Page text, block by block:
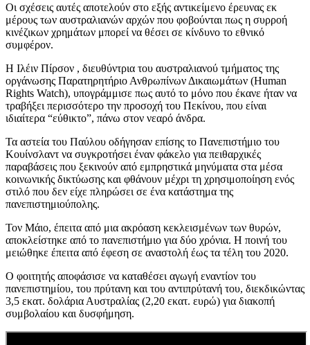
Οι σχέσεις αυτές αποτελούν στο εξής αντικείμενο έρευνας εκ
μέρους των αυστραλιανών αρχών που φοβούνται πως η συρροή
κινέζικων χρημάτων μπορεί να θέσει σε κίνδυνο το εθνικό
συμφέρον.
Η Ιλέιν Πίρσον , διευθύντρια του αυστραλιανού τμήματος της
οργάνωσης Παρατηρητήριο Ανθρωπίνων Δικαιωμάτων (Human
Rights Watch), υπογράμμισε πως αυτό το μόνο που έκανε ήταν να
τραβήξει περισσότερο την προσοχή του Πεκίνου, που είναι
ιδιαίτερα “εύθικτο”, πάνω στον νεαρό άνδρα.
Τα αστεία του Παύλου οδήγησαν επίσης το Πανεπιστήμιο του
Κουίνσλαντ να συγκροτήσει έναν φάκελο για πειθαρχικές
παραβάσεις που ξεκινούν από εμπρηστικά μηνύματα στα μέσα
κοινωνικής δικτύωσης και φθάνουν μέχρι τη χρησιμοποίηση ενός
στιλό που δεν είχε πληρώσει σε ένα κατάστημα της
πανεπιστημιούπολης.
Τον Μάιο, έπειτα από μια ακρόαση κεκλεισμένων των θυρών,
αποκλείστηκε από το πανεπιστήμιο για δύο χρόνια. Η ποινή του
μειώθηκε έπειτα από έφεση σε αναστολή έως τα τέλη του 2020.
Ο φοιτητής αποφάσισε να καταθέσει αγωγή εναντίον του
πανεπιστημίου, του πρύτανη και του αντιπρύτανή του, διεκδικώντας
3,5 εκατ. δολάρια Αυστραλίας (2,20 εκατ. ευρώ) για διακοπή
συμβολαίου και δυσφήμηση.